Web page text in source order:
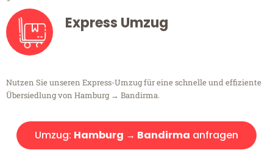
Express Umzug
Nutzen Sie unseren Express-Umzug für eine schnelle und effiziente
Übersiedlung von Hamburg → Bandirma.
Umzug: Hamburg → Bandirma anfragen